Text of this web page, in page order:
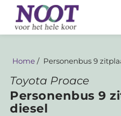
Home Personenbus 9
Toyota Proace
Personenbus 9
diesel